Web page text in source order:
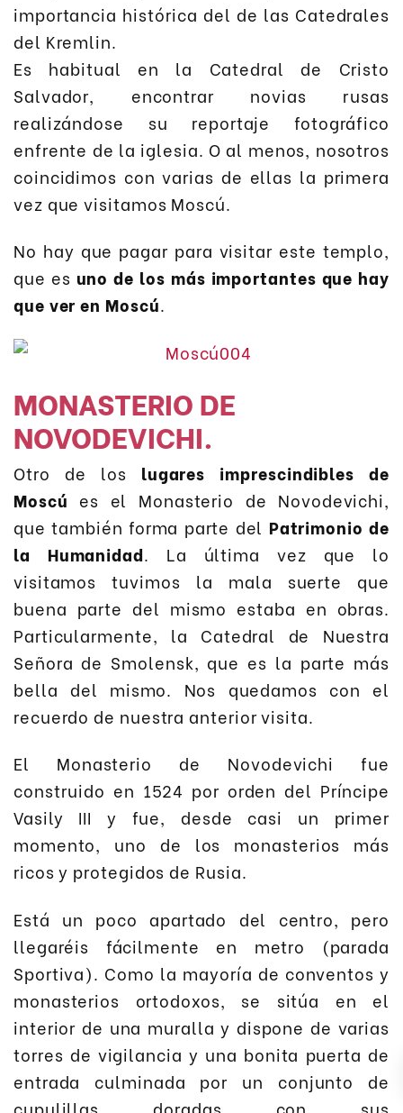
importancia histórica del de las Catedrales
del Kremlin.
Es habitual en la Catedral de Cristo
Salvador, encontrar novias rusas
realizándose su reportaje fotográfico
enfrente de la iglesia. O al menos, nosotros
coincidimos con varias de ellas la primera
vez que visitamos Moscú.
No hay que pagar para visitar este templo,
que es uno de los más importantes que hay
que ver en Moscú.
MONASTERIO DE
NOVODEVICHI.
Otro de los lugares imprescindibles de
Moscú es el Monasterio de Novodevichi,
que también forma parte del Patrimonio de
la Humanidad. La última vez que lo
visitamos tuvimos la mala suerte que
buena parte del mismo estaba en obras.
Particularmente, la Catedral de Nuestra
Señora de Smolensk, que es la parte más
bella del mismo. Nos quedamos con el
recuerdo de nuestra anterior visita.
El Monasterio de Novodevichi fue
construido en 1524 por orden del Príncipe
Vasily III y fue, desde casi un primer
momento, uno de los monasterios más
ricos y protegidos de Rusia.
Está un poco apartado del centro, pero
llegaréis fácilmente en metro (parada
Sportiva). Como la mayoría de conventos y
monasterios ortodoxos, se sitúa en el
interior de una muralla y dispone de varias
torres de vigilancia y una bonita puerta de
entrada culminada por un conjunto de
cupulillas doradas con sus